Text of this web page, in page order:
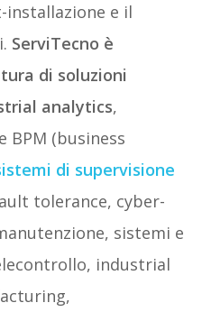
installazione e il
ServiTecno è
di soluzioni
analytics,
(business
di supervisione
tolerance, cyber-
sistemi e
industrial